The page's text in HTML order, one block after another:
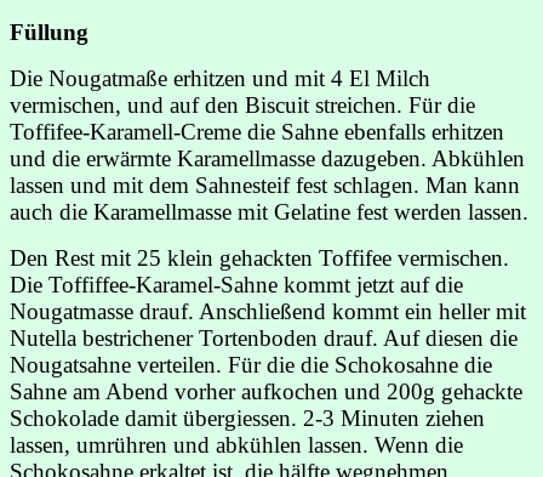
Füllung
Die Nougatmaße erhitzen und mit 4 El Milch
vermischen, und auf den Biscuit streichen. Für die
Toffifee-Karamell-Creme die Sahne ebenfalls erhitzen
und die erwärmte Karamellmasse dazugeben. Abkühlen
lassen und mit dem Sahnesteif fest schlagen. Man kann
auch die Karamellmasse mit Gelatine fest werden lassen.
Den Rest mit 25 klein gehackten Toffifee vermischen.
Die Toffiffee-Karamel-Sahne kommt jetzt auf die
Nougatmasse drauf. Anschließend kommt ein heller mit
Nutella bestrichener Tortenboden drauf. Auf diesen die
Nougatsahne verteilen. Für die die Schokosahne die
Sahne am Abend vorher aufkochen und 200g gehackte
Schokolade damit übergiessen. 2-3 Minuten ziehen
lassen, umrühren und abkühlen lassen. Wenn die
Schokosahne erkaltet ist, die hälfte wegnehmen